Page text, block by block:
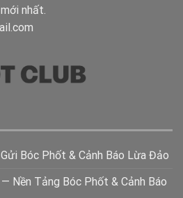
nhất.
Bóc Phốt & Cảnh Báo Lừa Đảo
Nền Tảng Bóc Phốt & Cảnh Báo